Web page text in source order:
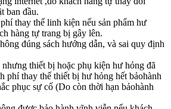
ban đầu.
thay thế linh kiện nếu sản phẩm hư
hàng tự trang bị gây lên.
đúng sách hướng dẫn, và sai quy định
thiết bị hoặc phụ kiện hư hỏng đã
phí thay thế thiết bị hư hỏng hết bảohành
phục sự cố (Do còn thời hạn bảohành